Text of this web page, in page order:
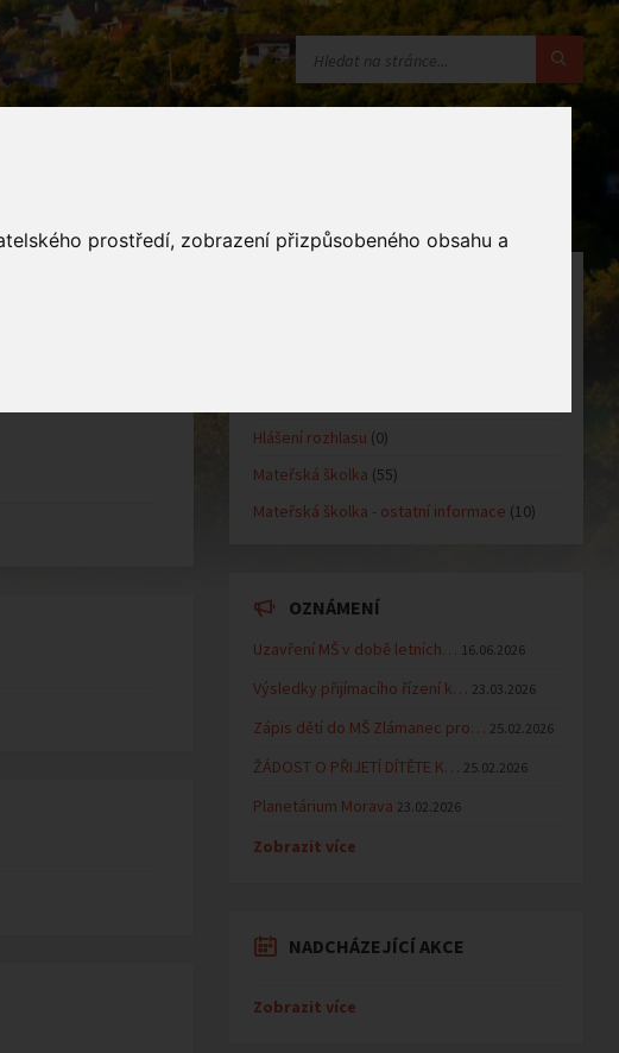
prostředí, zobrazení přizpůsobeného obsahu a
Hlášení rozhlasu (0)
Mateřská školka (55)
Mateřská školka - ostatní informace (10)
OZNÁMENÍ
Uzavření MŠ v době letních… 16.06.2026
Výsledky přijímacího řízení k… 23.03.2026
Zápis dětí do MŠ Zlámanec pro… 25.02.2026
ŽÁDOST O PŘIJETÍ DÍTĚTE K… 25.02.2026
Planetárium Morava 23.02.2026
Zobrazit více
NADCHÁZEJÍCÍ AKCE
Zobrazit více